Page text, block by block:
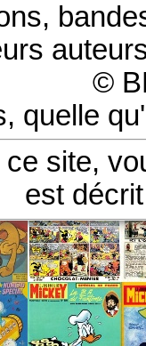
©
quelle
site,
est